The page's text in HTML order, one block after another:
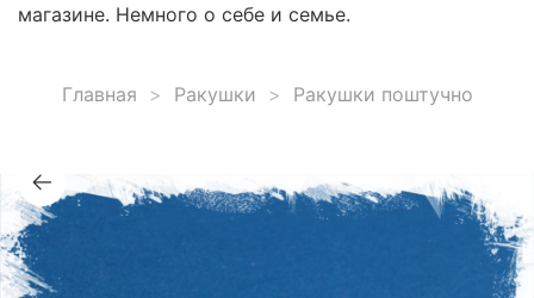
магазине. Немного о себе и семье.
Главная Ракушки Ракушки поштучно